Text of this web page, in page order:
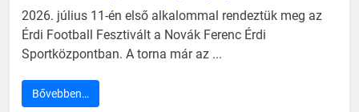
2026. július 11-én első alkalommal rendeztük meg az
Érdi Football Fesztivált a Novák Ferenc Érdi
Sportközpontban. A torna már az ...
Bővebben…